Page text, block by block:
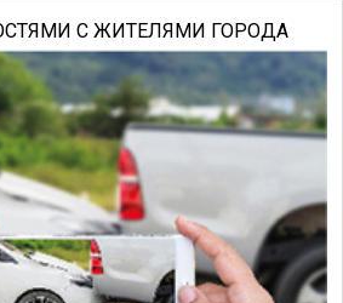
С ЖИТЕЛЯМИ ГОРОДА